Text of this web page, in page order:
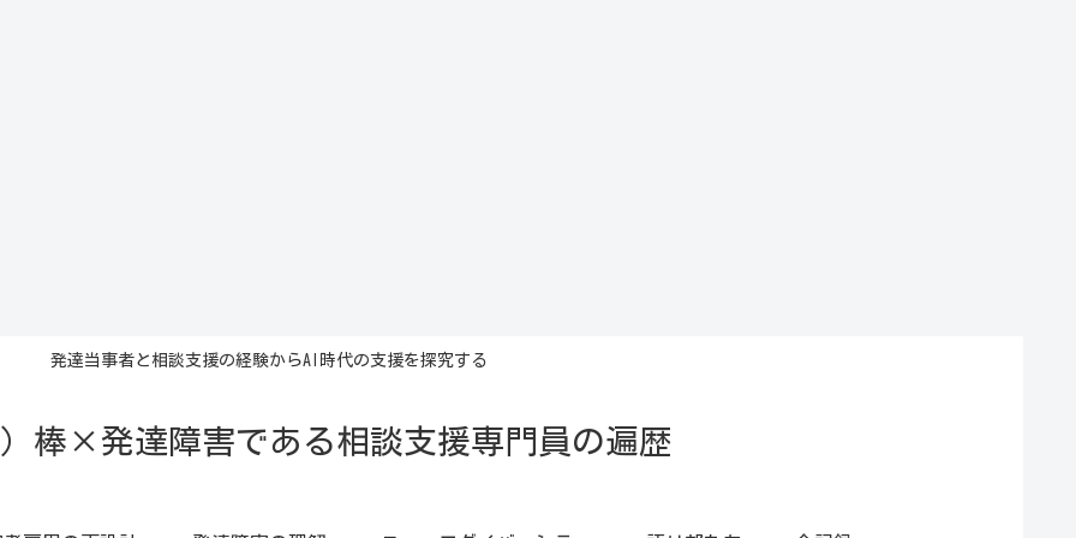
発達当事者と相談支援の経験からAI時代の支援を探究する
棒×発達障害である相談支援専門員の遍歴